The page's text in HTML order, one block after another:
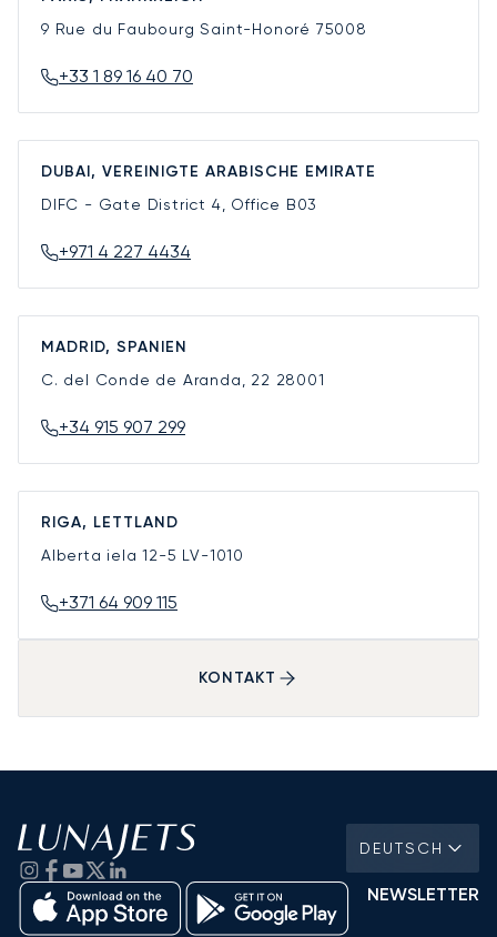
9 Rue du Faubourg Saint-Honoré 75008
+33 1 89 16 40 70
DUBAI, VEREINIGTE ARABISCHE EMIRATE
DIFC - Gate District 4, Office B03
+971 4 227 4434
MADRID, SPANIEN
C. del Conde de Aranda, 22 28001
+34 915 907 299
RIGA, LETTLAND
Alberta iela 12-5 LV-1010
+371 64 909 115
KONTAKT
DEUTSCH
NEWSLETTER